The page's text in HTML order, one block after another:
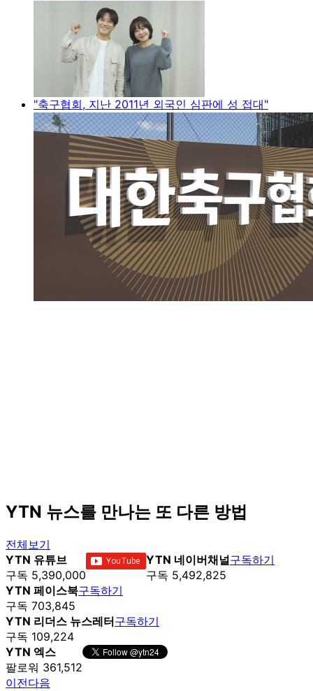
"축구협회, 지난 2011년 외국인 심판에 성 접대"
YTN 뉴스를 만나는 또 다른 방법
전체보기
YTN 유튜브
구독 5,390,000
YTN 네이버채널
구독 5,492,825
구독하기
YTN 페이스북
구독 703,845
구독하기
YTN 리더스 뉴스레터
구독 109,224
구독하기
YTN 엑스
팔로워 361,512
이전다음